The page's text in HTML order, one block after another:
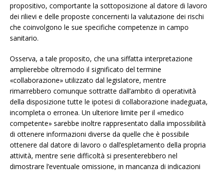
propositivo, comportante la sottoposizione al datore di lavoro
dei rilievi e delle proposte concernenti la valutazione dei rischi
che coinvolgono le sue specifiche competenze in campo
sanitario.
Osserva, a tale proposito, che una siffatta interpretazione
amplierebbe oltremodo il significato del termine
«collaborazione» utilizzato dal legislatore, mentre
rimarrebbero comunque sottratte dall’ambito di operatività
della disposizione tutte le ipotesi di collaborazione inadeguata,
incompleta o erronea. Un ulteriore limite per il «medico
competente» sarebbe inoltre rappresentato dalla impossibilità
di ottenere informazioni diverse da quelle che è possibile
ottenere dal datore di lavoro o dall’espletamento della propria
attività, mentre serie difficoltà si presenterebbero nel
dimostrare l’eventuale omissione, in mancanza di indicazioni